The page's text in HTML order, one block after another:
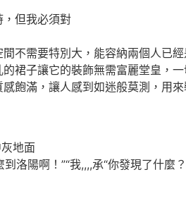
過時，但我必須對
不需要特別大，能容納兩個人已
裙子讓它的裝飾無需富麗堂皇，
飽滿，讓人感到如迷般莫測，用
地面
洛陽啊！”“我,,,,承“你發現了什麼